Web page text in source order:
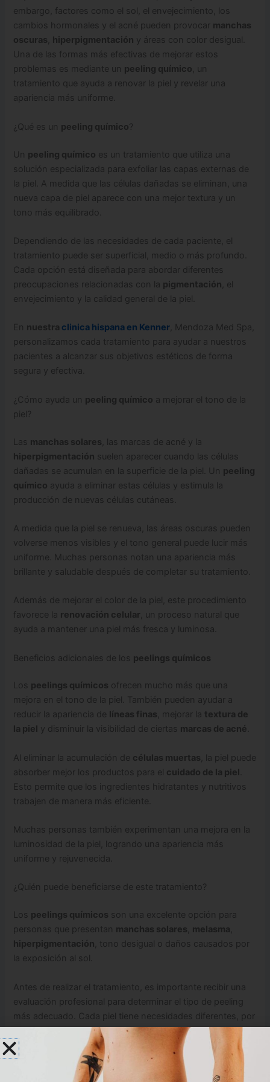
embargo, factores como el sol, el envejecimiento, los
cambios hormonales y el acné pueden provocar manchas
oscuras
hiperpigmentación y áreas con color desigual.
Una de las formas más efectivas de mejorar estos
problemas es mediante un peeling químico , un
tratamiento que ayuda a renovar la piel y revelar una
apariencia más uniforme.
¿Qué es un peeling químico?
Un peeling químico es un tratamiento que utiliza una
solución especializada para exfoliar las capas externas de
la piel. A medida que las células dañadas se eliminan, una
nueva capa de piel aparece con una mejor textura y un
tono más equilibrado.
Dependiendo de las necesidades de cada paciente, el
tratamiento puede ser superficial, medio o más profundo.
Cada opción está diseñada para abordar diferentes
preocupaciones relacionadas con la pigmentación , el
envejecimiento y la calidad general de la piel.
En nuestra clinica hispana en Kenner , Mendoza Med Spa,
personalizamos cada tratamiento para ayudar a nuestros
pacientes a alcanzar sus objetivos estéticos de forma
segura y efectiva.
¿Cómo ayuda un peeling químico a mejorar el tono de la
piel?
Las manchas solares , las marcas de acné y la
hiperpigmentación suelen aparecer cuando las células
dañadas se acumulan en la superficie de la piel. Un peeling
químico ayuda a eliminar estas células y estimula la
producción de nuevas células cutáneas.
A medida que la piel se renueva, las áreas oscuras pueden
volverse menos visibles y el tono general puede lucir más
uniforme. Muchas personas notan una apariencia más
brillante y saludable después de completar su tratamiento.
Además de mejorar el color de la piel, este procedimiento
favorece la renovación celular , un proceso natural que
ayuda a mantener una piel más fresca y luminosa.
Beneficios adicionales de los peelings químicos
Los peelings químicos ofrecen mucho más que una
mejora en el tono de la piel. También pueden ayudar a
reducir la apariencia de líneas finas , mejorar la textura de
la piel y disminuir la visibilidad de ciertas marcas de acné
Al eliminar la acumulación de células muertas , la piel puede
absorber mejor los productos para el cuidado de la piel
Esto permite que los ingredientes hidratantes y nutritivos
trabajen de manera más eficiente.
Muchas personas también experimentan una mejora en la
luminosidad de la piel, logrando una apariencia más
uniforme y rejuvenecida.
¿Quién puede beneficiarse de este tratamiento?
Los peelings químicos son una excelente opción para
personas que presentan manchas solares melasma
hiperpigmentación , tono desigual o daños causados por
la exposición al sol.
Antes de realizar el tratamiento, es importante recibir una
evaluación profesional para determinar el tipo de peeling
más adecuado. Cada piel tiene necesidades diferentes, por
lo que un enfoque personalizado ayuda a obtener mejores
resultados.
clinica hispana en Kenner , evaluamos